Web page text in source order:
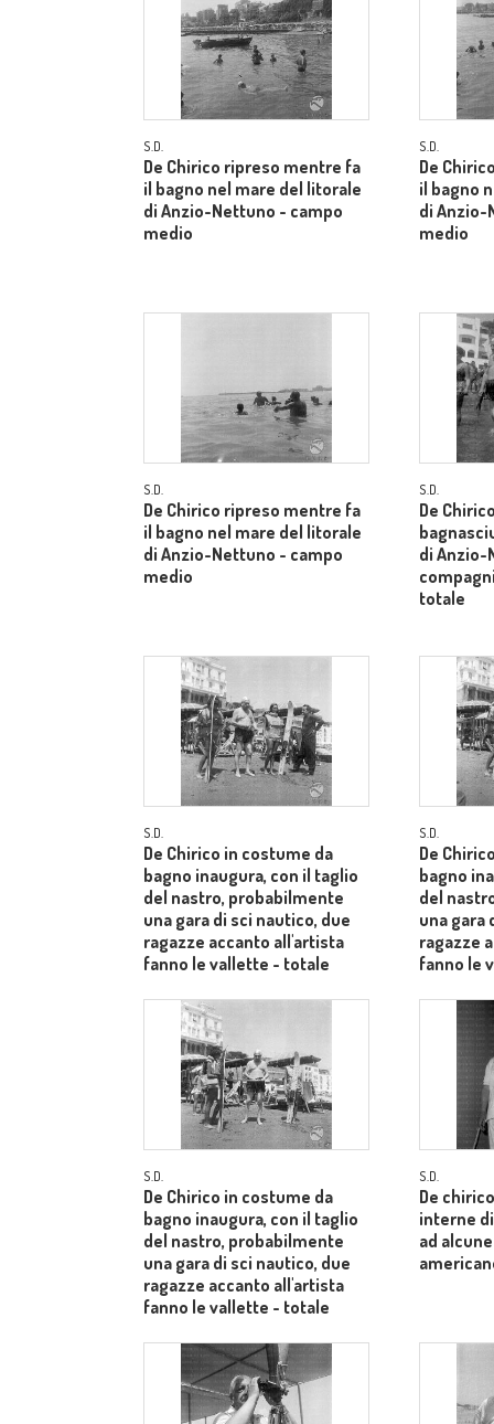
S.D.
De Chirico ripreso mentre fa
il bagno nel mare del litorale
di Anzio-Nettuno - campo
medio
S.D.
De
il bagno
di Anzio-
medio
S.D.
De Chirico ripreso mentre fa
il bagno nel mare del litorale
di Anzio-Nettuno - campo
medio
S.D.
De
di Anzio-
totale
S.D.
De Chirico in costume da
bagno inaugura, con il taglio
del nastro, probabilmente
una gara di sci nautico, due
ragazze accanto all'artista
fanno le vallette - totale
S.D.
De
bagno
del
una gara
ragazze
fanno le
S.D.
De Chirico in costume da
bagno inaugura, con il taglio
del nastro, probabilmente
una gara di sci nautico, due
ragazze accanto all'artista
fanno le vallette - totale
S.D.
De
interne
ad